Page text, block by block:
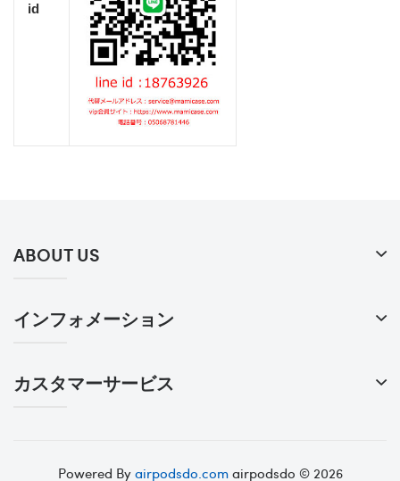
id
ABOUT US
インフォメーション
カスタマーサービス
Powered Byairpodsdo.comairpodsdo © 2026